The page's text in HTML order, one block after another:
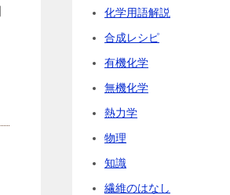
化学用語解説
合成レシピ
有機化学
無機化学
熱力学
物理
知識
繊維のはなし